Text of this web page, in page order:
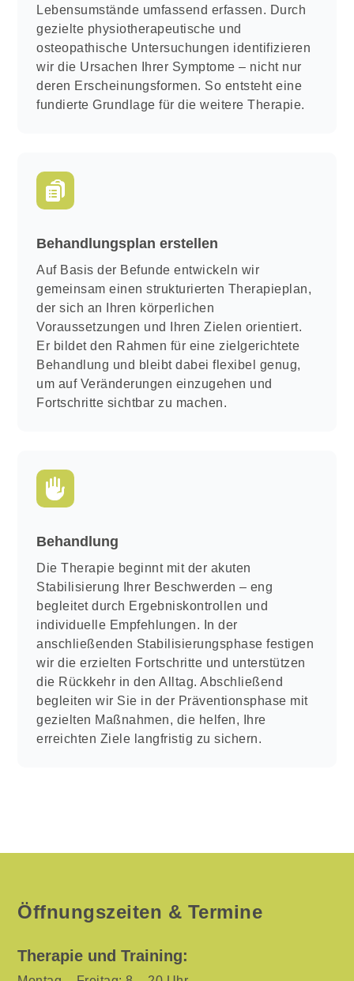
Lebensumstände umfassend erfassen. Durch
gezielte physiotherapeutische und
osteopathische Untersuchungen identifizieren
wir die Ursachen Ihrer Symptome – nicht nur
deren Erscheinungsformen. So entsteht eine
fundierte Grundlage für die weitere Therapie.
Behandlungsplan erstellen
Auf Basis der Befunde entwickeln wir
gemeinsam einen strukturierten Therapieplan,
der sich an Ihren körperlichen
Voraussetzungen und Ihren Zielen orientiert.
Er bildet den Rahmen für eine zielgerichtete
Behandlung und bleibt dabei flexibel genug,
um auf Veränderungen einzugehen und
Fortschritte sichtbar zu machen.
Behandlung
Die Therapie beginnt mit der akuten
Stabilisierung Ihrer Beschwerden – eng
begleitet durch Ergebniskontrollen und
individuelle Empfehlungen. In der
anschließenden Stabilisierungsphase festigen
wir die erzielten Fortschritte und unterstützen
die Rückkehr in den Alltag. Abschließend
begleiten wir Sie in der Präventionsphase mit
gezielten Maßnahmen, die helfen, Ihre
erreichten Ziele langfristig zu sichern.
Öffnungszeiten & Termine
Therapie und Training: